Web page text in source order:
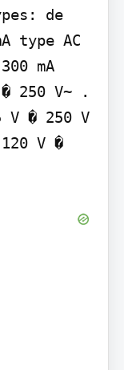
de
type AC
mA
250 V~ .
V � 250 V
V �